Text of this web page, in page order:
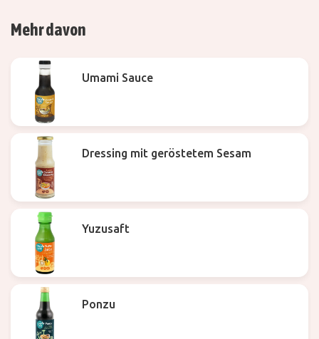
Mehr davon
Umami Sauce
Dressing mit geröstetem Sesam
Yuzusaft
Ponzu